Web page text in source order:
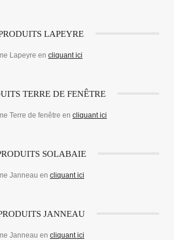
LAPEYRE
Lapeyre en cliquant ici
TERRE DE FENÊTRE
Terre de fenêtre en cliquant ici
SOLABAIE
Janneau en cliquant ici
JANNEAU
Janneau en cliquant ici